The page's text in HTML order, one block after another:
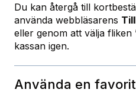
Du kan återgå till
använda webbläsarens
eller genom att välja fliken
kassan igen.
Använda en